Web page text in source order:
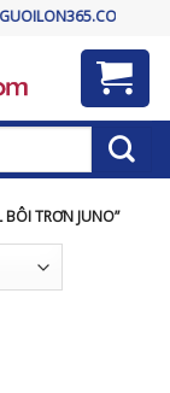
TRƠN JUNO”